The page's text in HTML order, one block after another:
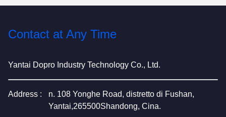
Contact at Any Time
Yantai Dopro Industry Technology Co., Ltd.
Address :
n. 108 Yonghe Road, distretto di Fushan,
Yantai,265500Shandong, Cina.